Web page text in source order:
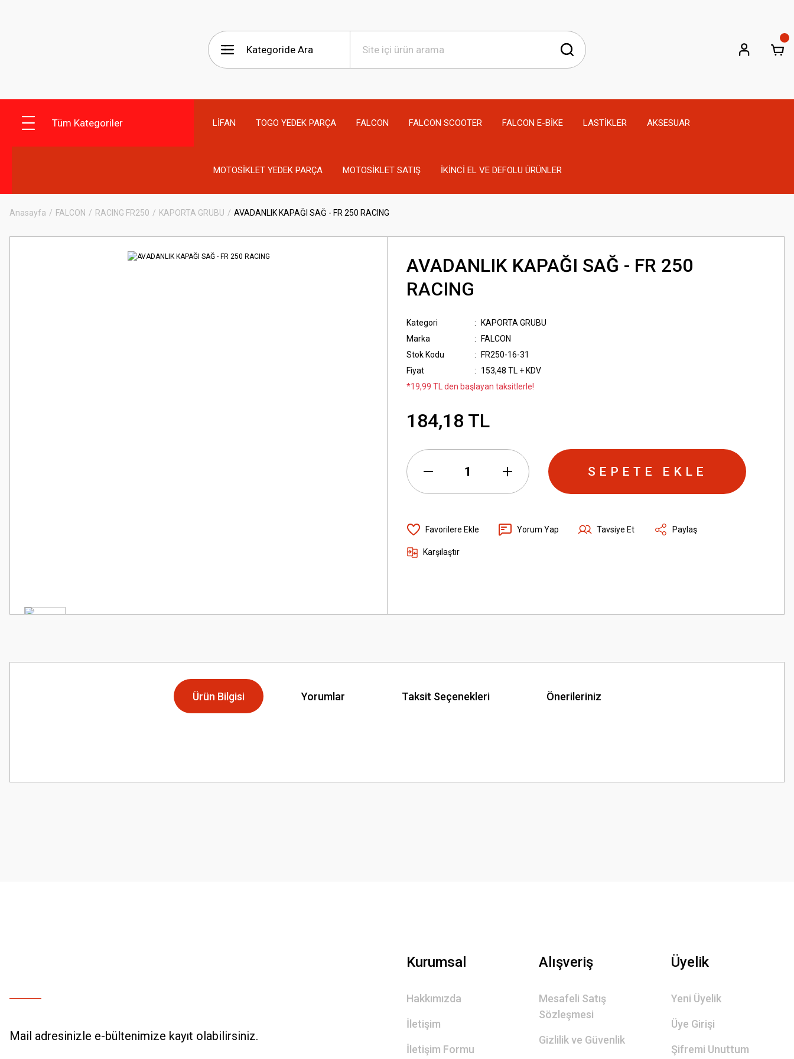
Tüm Kategoriler LİFAN TOGO YEDEK PARÇA FALCON FALCON SCOOTER FALCON E-BİKE LASTİKLER AKSESUAR
MOTOSİKLET YEDEK PARÇA MOTOSİKLET SATIŞ İKİNCİ EL VE DEFOLU ÜRÜNLER
Anasayfa FALCON RACING FR250 KAPORTA GRUBU AVADANLIK KAPAĞI SAĞ - FR 250 RACING
AVADANLIK KAPAĞI SAĞ - FR 250
RACING
Kategori
KAPORTA GRUBU
Marka
FALCON
Stok Kodu
FR250-16-31
Fiyat
153,48 TL + KDV
*19,99 TL den başlayan taksitlerle!
184,18 TL
SEPETE EKLE
Yorum Yap Tavsiye Et Paylaş
Karşılaştır
Ürün Bilgisi Yorumlar Taksit Seçenekleri Önerileriniz
Görüş ve önerileriniz için teşekkür ederiz.
Mail adresinizle e-bültenimize kayıt olabilirsiniz.
Kurumsal
Hakkımızda
İletişim
İletişim Formu
Alışveriş
Mesafeli Satış
Sözleşmesi
Gizlilik ve Güvenlik
Üyelik
Yeni Üyelik
Üye Girişi
Şifremi Unuttum